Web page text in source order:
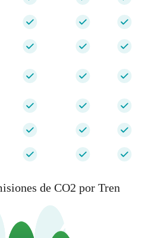
de CO2 por Tren